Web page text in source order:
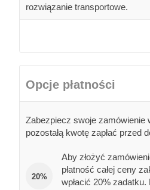
rozwiązanie transportowe.
Opcje płatności
Zabezpiecz swoje zamówienie
pozostałą kwotę zapłać przed
20%
Aby złożyć
płatność całej ceny
wpłacić 20% zadatku.